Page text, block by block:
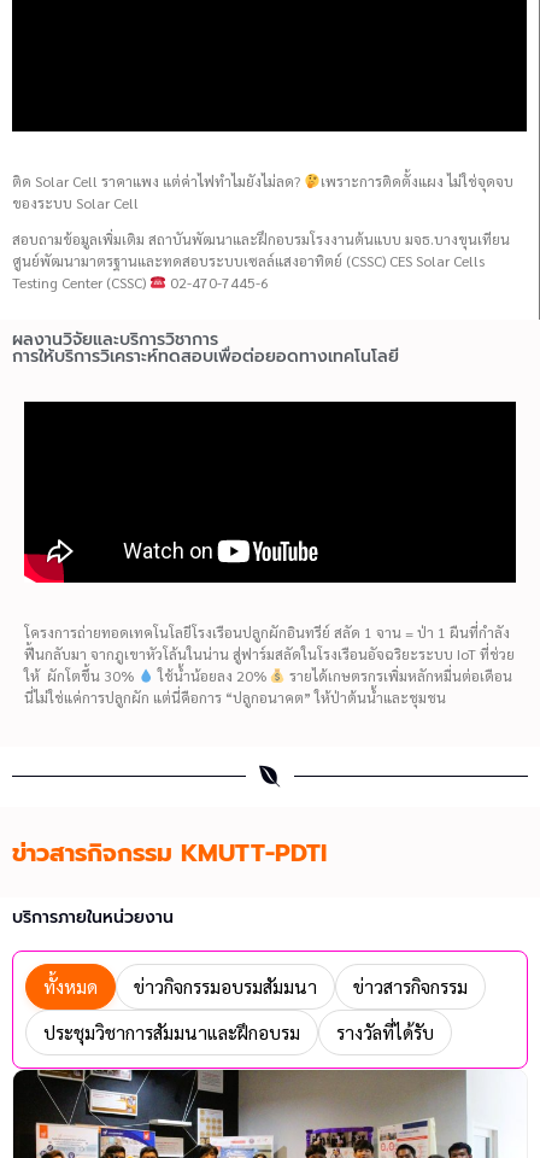
ติด Solar Cell ราคาแพง แต่ค่าไฟทำไมยังไม่ลด?
เพราะการติดตั้งแผง ไม่ใช่จุดจบ
ของระบบ Solar Cell
สอบถามข้อมูลเพิ่มเติม สถาบันพัฒนาและฝึกอบรมโรงงานต้นแบบ มจธ.บางขุนเทียน
ศูนย์พัฒนามาตรฐานและทดสอบระบบเซลล์แสงอาทิตย์ (CSSC) CES Solar Cells
Testing Center (CSSC)
02-470-7445-6
ผลงานวิจัยและบริการวิชาการ
การให้บริการวิเคราะห์ทดสอบเพื่อต่อยอดทางเทคโนโลยี
โครงการถ่ายทอดเทคโนโลยีโรงเรือนปลูกผักอินทรีย์ สลัด 1 จาน = ป่า 1 ผืนที่กำลัง
ฟื้นกลับมา จากภูเขาหัวโล้นในน่าน สู่ฟาร์มสลัดในโรงเรือนอัจฉริยะระบบ IoT ที่ช่วย
ให้ ผักโตขึ้น 30%
ใช้น้ำน้อยลง 20%
รายได้เกษตรกรเพิ่มหลักหมื่นต่อเดือน
นี่ไม่ใช่แค่การปลูกผัก แต่นี่คือการ “ปลูกอนาคต” ให้ป่าต้นน้ำและชุมชน
ข่าวสารกิจกรรม KMUTT-PDTI
บริการภายในหน่วยงาน
ทั้งหมด ข่าวกิจกรรมอบรมสัมมนา
ข่าวสารกิจกรรม
ประชุมวิชาการสัมมนาและฝึกอบรม
รางวัลที่ได้รับ